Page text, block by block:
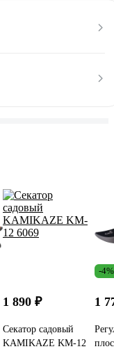
1 890 ₽
Секатор садовый
KAMIKAZE KM-12
-4%
1